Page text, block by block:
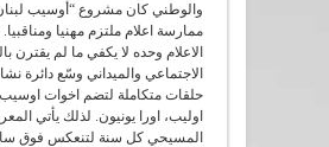
والوطني كان مشروع “أوسيب
ممارسة اعلام ملتزم مهنيا
الاعلام وحده لا يكفي ما لم يقترن
الاجتماعي والميداني وسّع دائرة
حلقات متكاملة لتضم اخوات اوسيب
اوليب، اورا يونيون. لذلك يأتي
المسيحي كل سنة لتنعكس فوق